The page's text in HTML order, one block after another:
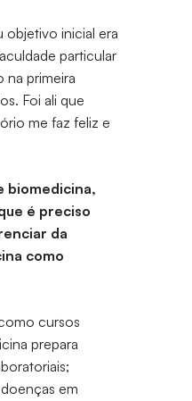
objetivo inicial era
particular
primeira
Foi ali que
me faz feliz e
biomedicina,
é preciso
da
como
cursos
prepara
em